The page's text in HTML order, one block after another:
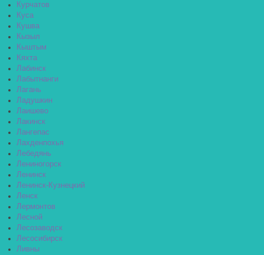
Курчатов
Куса
Кушва
Кызыл
Кыштым
Кяхта
Лабинск
Лабытнанги
Лагань
Ладушкин
Лаишево
Лакинск
Лангепас
Лахденпохья
Лебедянь
Лениногорск
Ленинск
Ленинск-Кузнецкий
Ленск
Лермонтов
Лесной
Лесозаводск
Лесосибирск
Ливны